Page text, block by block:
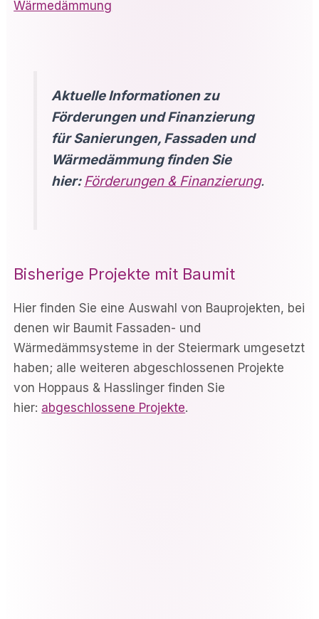
Wärmedämmung
Aktuelle Informationen zu
Förderungen und Finanzierung
für Sanierungen, Fassaden und
Wärmedämmung finden Sie
hier:Förderungen & Finanzierung.
Bisherige Projekte mit Baumit
Hier finden Sie eine Auswahl von Bauprojekten, bei
denen wir Baumit Fassaden- und
Wärmedämmsysteme in der Steiermark umgesetzt
haben; alle weiteren abgeschlossenen Projekte
von Hoppaus & Hasslinger finden Sie
hier: abgeschlossene Projekte.